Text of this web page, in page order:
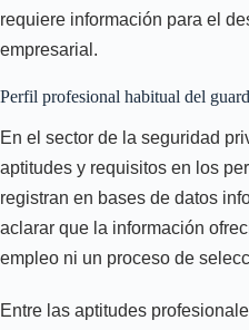
requiere información para el
empresarial.
Perfil profesional habitual del
En el sector de la seguridad
aptitudes y requisitos en los
registran en bases de datos
aclarar que la información
empleo ni un proceso de
Entre las aptitudes